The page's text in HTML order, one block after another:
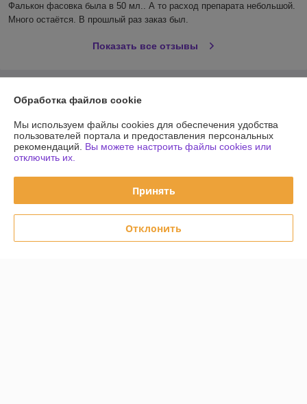
Фалькон фасовка была в 50 мл.. А то расход препарата небольшой.
Много остаётся. В прошлый раз заказ был.
Показать все отзывы
Контакты
Доставка и оплата
Обработка файлов cookie
Мы используем файлы cookies для обеспечения удобства
пользователей портала и предоставления персональных
рекомендаций. Вы можете настроить файлы cookies или
отключить их.
Принять
Отклонить